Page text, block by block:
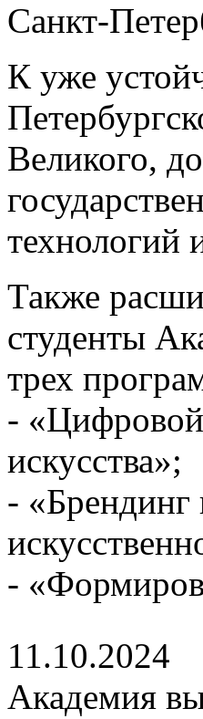
Санкт-
К уже
Великого,
технологий
Также
студенты
трех
- «Цифровой
искусства»;
-
-
11.10.2024
Академия